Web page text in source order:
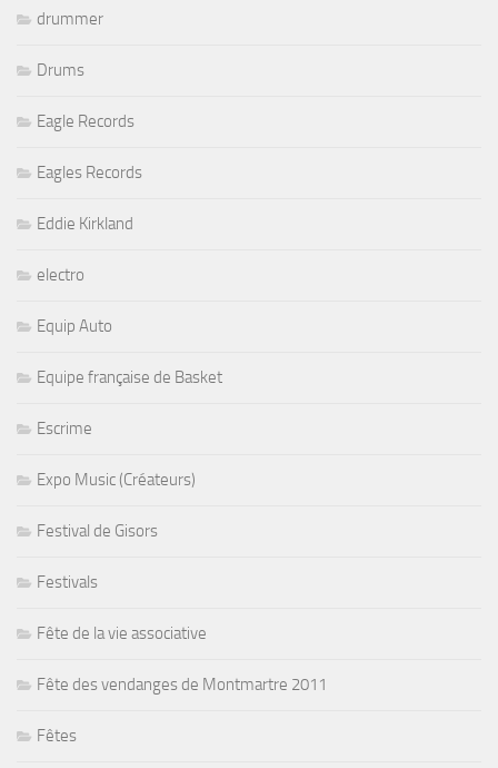
drummer
Drums
Eagle Records
Eagles Records
Eddie Kirkland
electro
Equip Auto
Equipe française de Basket
Escrime
Expo Music (Créateurs)
Festival de Gisors
Festivals
Fête de la vie associative
Fête des vendanges de Montmartre 2011
Fêtes